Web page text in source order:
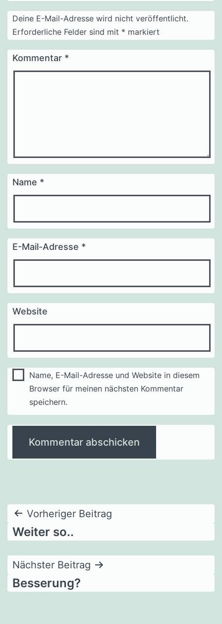
Deine E-Mail-Adresse wird nicht veröffentlicht.
Erforderliche Felder sind mit * markiert
Kommentar *
Name *
E-Mail-Adresse *
Website
Name, E-Mail-Adresse und Website in diesem
Browser für meinen nächsten Kommentar
speichern.
Beitragsnavigation
Vorheriger Beitrag
Weiter so..
Nächster Beitrag
Besserung?